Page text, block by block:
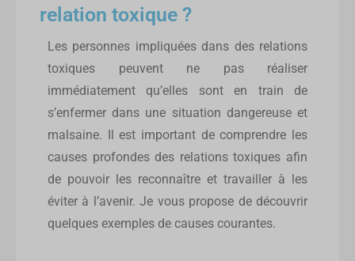
relation toxique ?
Les personnes impliquées dans des relations
toxiques peuvent ne pas réaliser
immédiatement qu’elles sont en train de
s’enfermer dans une situation dangereuse et
malsaine. Il est important de comprendre les
causes profondes des relations toxiques afin
de pouvoir les reconnaître et travailler à les
éviter à l’avenir. Je vous propose de découvrir
quelques exemples de causes courantes.